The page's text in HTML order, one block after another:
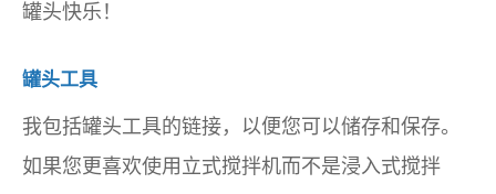
罐头快乐！
罐头工具
我包括罐头工具的链接，以便您可以储存和保存。
如果您更喜欢使用立式搅拌机而不是浸入式搅拌